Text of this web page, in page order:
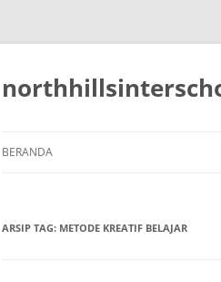
Langsung
BERANDA
ARSIP TAG: METODE KREATIF BELAJAR